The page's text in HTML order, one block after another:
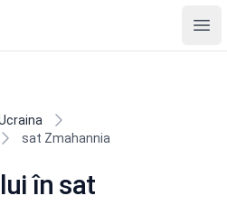
sat Zmahannia
în sat